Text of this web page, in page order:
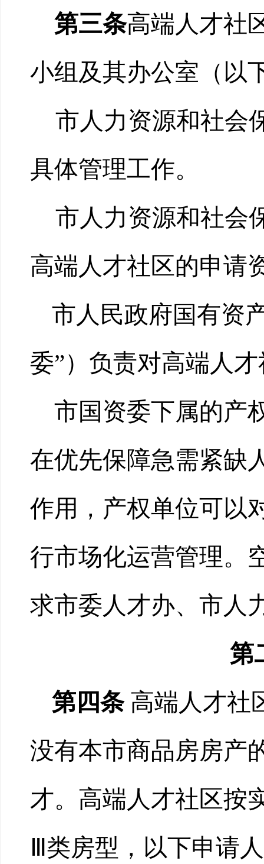
第三条高端人才社
小组及其办公室（以
市人力资源和社会
具体管理工作。
市人力资源和社会
高端人才社区的申请
市人民政府国有资
委”）负责对高端人
市国资委下属的产
在优先保障急需紧缺
作用，产权单位可以
行市场化运营管理。
求市委人才办、市人
第
第四条 高端人才社
没有本市商品房房产
才。高端人才社区按
Ⅲ类房型，以下申请